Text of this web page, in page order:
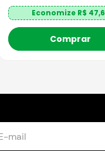
Economize R$
Comprar